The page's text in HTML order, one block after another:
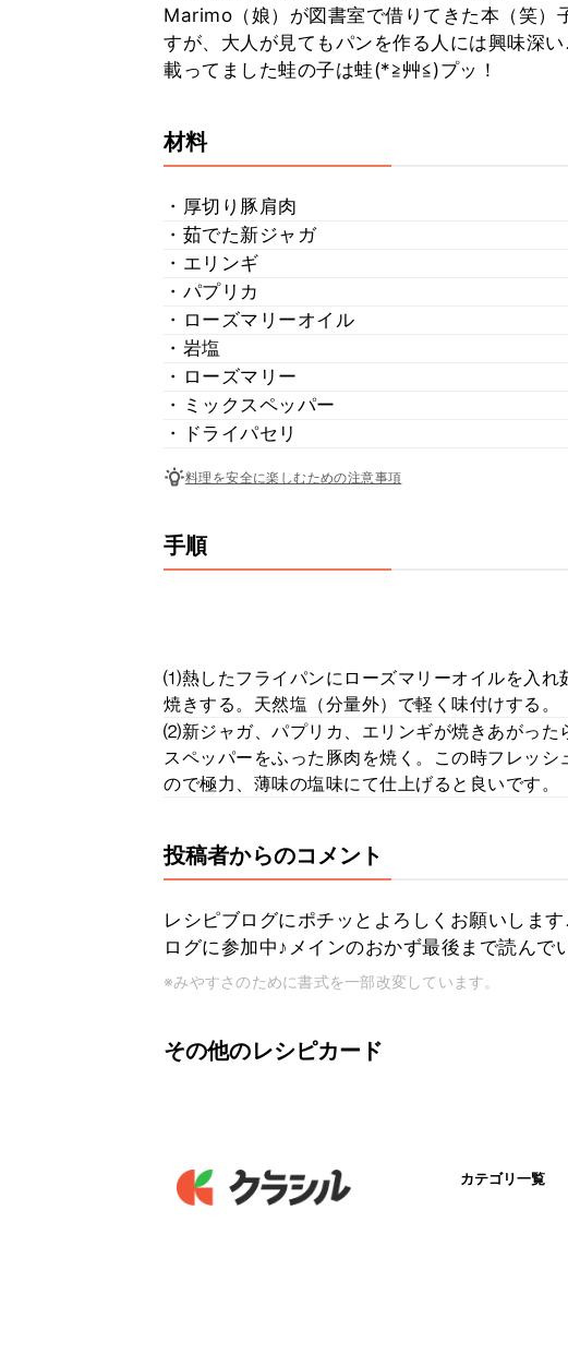
Marimo（娘）が図書室で借りてきた本（笑）
すが、大人が見てもパンを作る人には興味深
載ってました蛙の子は蛙(*≧艸≦)プッ！
材料
・厚切り豚肩肉
・茹でた新ジャガ
・エリンギ
・パプリカ
・ローズマリーオイル
・岩塩
・ローズマリー
・ミックスペッパー
・ドライパセリ
料理を安全に楽しむための注意事項
手順
⑴熱したフライパンにローズマリーオイルを入れ
焼きする。天然塩（分量外）で軽く味付けする。
⑵新ジャガ、パプリカ、エリンギが焼きあがった
スペッパーをふった豚肉を焼く。この時フレッ
ので極力、薄味の塩味にて仕上げると良いです。
投稿者からのコメント
レシピブログにポチッとよろしくお願いしま
ログに参加中♪メインのおかず最後まで読ん
※みやすさのために書式を一部改変しています。
その他のレシピカード
カテゴリ一覧